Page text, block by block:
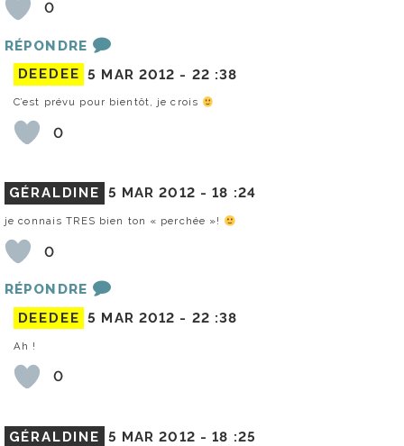
0
RÉPONDRE
DEEDEE 5 MAR 2012 - 22 :38
C’est prévu pour bientôt, je crois
0
GÉRALDINE 5 MAR 2012 -18 :24
je connais TRES bien ton « perchée »!
0
RÉPONDRE
DEEDEE 5 MAR 2012 - 22 :38
Ah !
0
GÉRALDINE 5 MAR 2012 -18 :25